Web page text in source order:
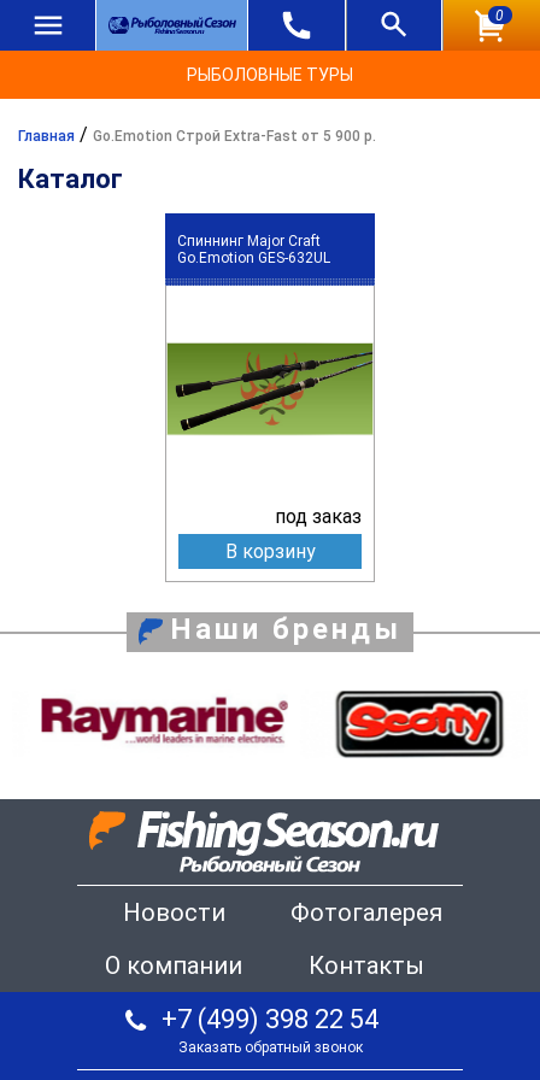
0
РЫБОЛОВНЫЕ ТУРЫ
Главная / Go.Emotion Строй Extra-Fast от 5 900 р.
Каталог
Спиннинг Major Craft
Go.Emotion GES-632UL
под заказ
В корзину
Наши бренды
Новости
Фотогалерея
О компании
Контакты
+7 (499) 398 22 54
Заказать обратный звонок